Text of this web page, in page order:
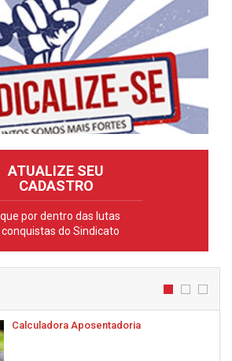
ATUALIZE SEU
CADASTRO
por dentro das lutas
conquistas do Sindicato
Calculadora Aposentadoria